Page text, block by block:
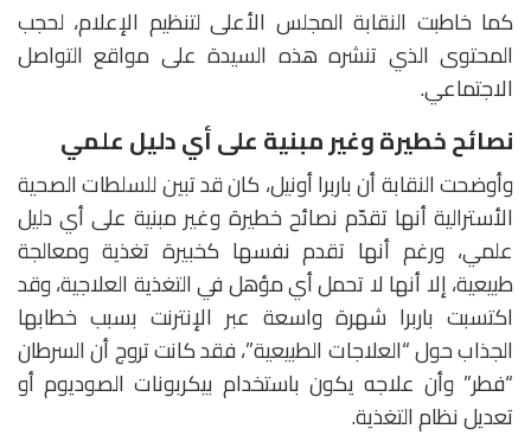
كما خاطبت النقابة المجلس الأعلى لتنظيم الإعلام، لحجب
المحتوى الذي تنشره هذه السيدة على مواقع التواصل
الاجتماعي.
نصائح خطيرة وغير مبنية على أي دليل علمي
وأوضحت النقابة أن باربرا أونيل، كان قد تبين للسلطات الصحية
الأسترالية أنها تقدّم نصائح خطيرة وغير مبنية على أي دليل
علمي، ورغم أنها تقدم نفسها كخبيرة تغذية ومعالجة
طبيعية، إلا أنها لا تحمل أي مؤهل في التغذية العلاجية، وقد
اكتسبت باربرا شهرة واسعة عبر الإنترنت بسبب خطابها
الجذاب حول “العلاجات الطبيعية”، فقد كانت تروج أن السرطان
“فطر” وأن علاجه يكون باستخدام بيكربونات الصوديوم أو
تعديل نظام التغذية.